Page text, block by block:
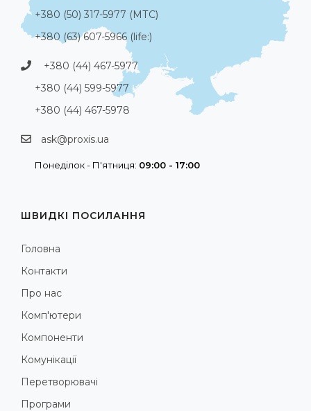
+380 (50) 317-5977 (МТС)
+380 (63) 607-5966 (life:)
+380 (44) 467-5977
+380 (44) 599-5977
+380 (44) 467-5978
ask@proxis.ua
Понеділок - П'ятниця: 09:00 - 17:00
ШВИДКІ ПОСИЛАННЯ
Головна
Контакти
Про нас
Комп'ютери
Компоненти
Комунікації
Перетворювачі
Програми